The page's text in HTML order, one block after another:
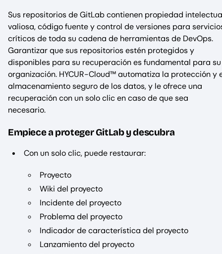
Sus repositorios de GitLab contienen propiedad
valiosa, código fuente y control de versiones para
críticos de toda su cadena de herramientas de DevOps.
Garantizar que sus repositorios estén protegidos y
disponibles para su recuperación es fundamental para su
organización. HYCUR-Cloud™ automatiza la protección y
almacenamiento seguro de los datos, y le ofrece una
recuperación con un solo clic en caso de que sea
necesario.
Empiece a proteger GitLab y descubra
Con un solo clic, puede restaurar:
Proyecto
Wiki del proyecto
Incidente del proyecto
Problema del proyecto
Indicador de característica del proyecto
Lanzamiento del proyecto